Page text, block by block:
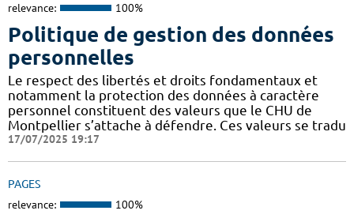
relevance: 100%
Politique de gestion des données
personnelles
Le respect des libertés et droits fondamentaux et
notamment la protection des données à caractère
personnel constituent des valeurs que le CHU de
Montpellier s’attache à défendre. Ces valeurs se tradu
17/07/2025 19:17
PAGES
relevance: 100%